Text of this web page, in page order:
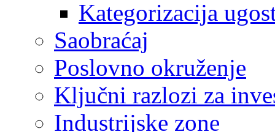
Kategorizacija
Saobraćaj
Poslovno okruženje
Ključni razlozi za
Industrijske zone